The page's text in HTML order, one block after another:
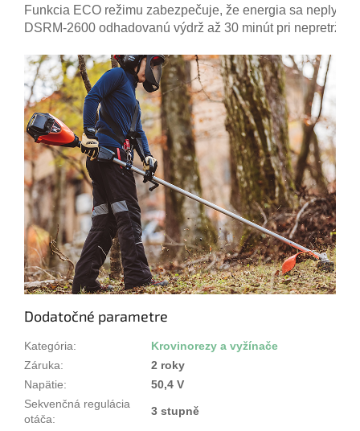
Funkcia ECO režimu zabezpečuje, že energia sa
DSRM-2600 odhadovanú výdrž až 30 minút pri
Dodatočné parametre
Kategória:
Krovinorezy a vyžínače
Záruka:
2 roky
Napätie:
50,4 V
Sekvenčná regulácia
otáča:
3 stupně